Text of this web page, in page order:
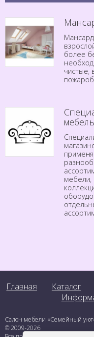
более
чистые,
мебели,
Главная Каталог
Салон мебели «Семейный
© 2009-2026